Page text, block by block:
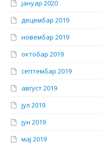
јануар 2020
децембар 2019
новембар 2019
октобар 2019
септембар 2019
август 2019
јул 2019
јун 2019
мај 2019